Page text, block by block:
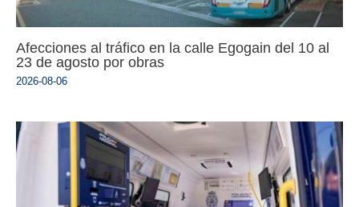
Afecciones al tráfico en la calle Egogain del 10 al
23 de agosto por obras
2026-08-06